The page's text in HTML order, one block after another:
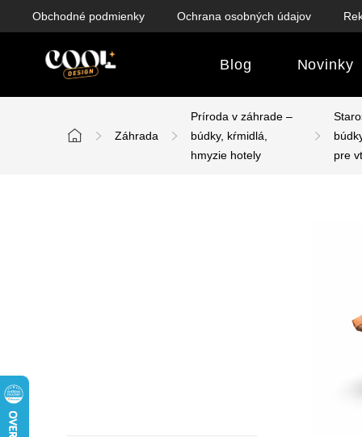
Obchodné podmienky Ochrana osobných údajov
Blog Novinky
Domov
Záhrada
Príroda v záhrade –
búdky, kŕmidlá,
hmyzie hotely
pre